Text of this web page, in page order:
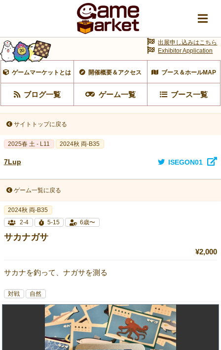
ゲームマーケットとは 開催概要＆アクセス ブース＆ホールMAP
ブログ一覧 ゲーム一覧 ブース一覧
出展申し込みはこちら
Exhibitor Application
サイトトップに戻る
2025春 土 - L11 2024秋 両-B35
7Lup ISEGON01
ゲーム一覧に戻る
2024秋 両-B35
2-4
5-15 6歳〜
サカナガサ
¥2,000
サカナを釣って、ナガサを測る
対戦 自然